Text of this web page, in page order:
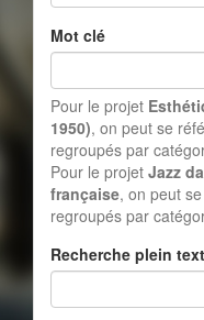
Mot clé
Pour le projet
1950), on peut se
regroupés par
Pour le projet Jazz
française, on peut
regroupés par
Recherche plein